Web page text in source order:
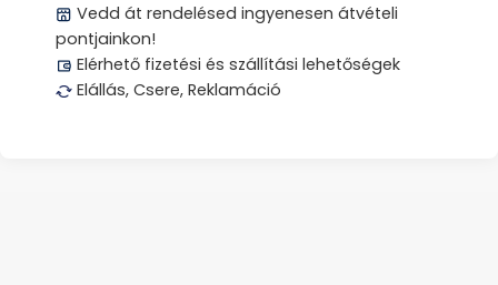
Vedd át rendelésed ingyenesen átvételi
pontjainkon!
Elérhető fizetési és szállítási lehetőségek
Elállás, Csere, Reklamáció